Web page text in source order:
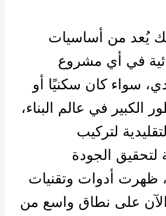
يُعد من أساسيات
في أي مشروع
سواء كان سكنيًا أو
الكبير في عالم البناء،
لتركيب
لتحقيق الجودة
ظهرت أدوات وتقنيات
على نطاق واسع من